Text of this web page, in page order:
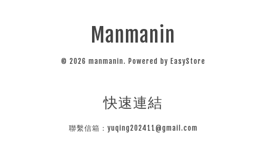
Manmanin
© 2026 manmanin. Powered by EasyStore
快速連結
聯繫信箱：yuqing202411@gmail.com